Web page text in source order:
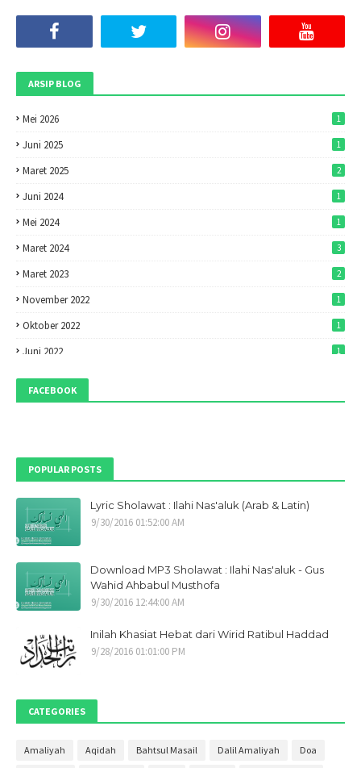
ARSIP BLOG
Mei 2026 1
Juni 2025 1
Maret 2025 2
Juni 2024 1
Mei 2024 1
Maret 2024 3
Maret 2023 2
November 2022 1
Oktober 2022 1
Juni 2022 1
Mei 2022
April 2022 7
Februari 2022
Desember 2021 1
Oktober 2021
September 2021
April 2021
Maret 2021
Januari 2021
Desember 2020
Oktober 2020
FACEBOOK
POPULAR POSTS
Lyric Sholawat : Ilahi Nas'aluk (Arab & Latin)
9/30/2016 01:52:00 AM
Download MP3 Sholawat : Ilahi Nas'aluk - Gus
Wahid Ahbabul Musthofa
9/30/2016 12:44:00 AM
Inilah Khasiat Hebat dari Wirid Ratibul Haddad
9/28/2016 01:01:00 PM
CATEGORIES
Amaliyah Aqidah Bahtsul Masail Dalil Amaliyah Doa